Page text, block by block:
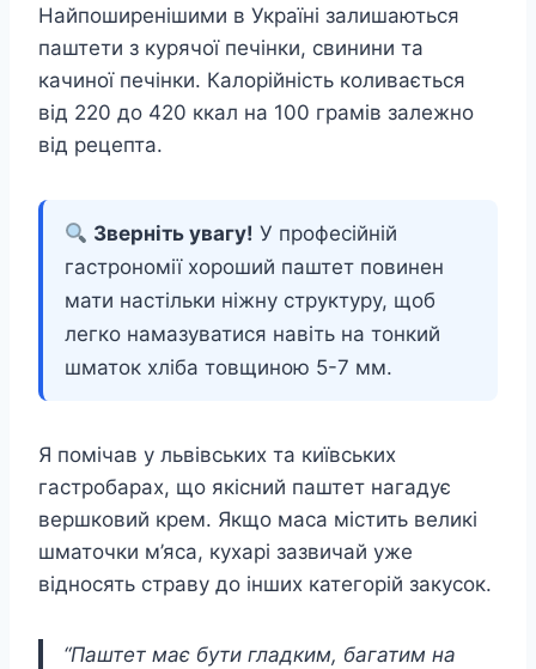
Найпоширенішими в Україні залишаються
паштети з курячої печінки, свинини та
качиної печінки. Калорійність коливається
від 220 до 420 ккал на 100 грамів залежно
від рецепта.
Зверніть увагу! У професійній
гастрономії хороший паштет повинен
мати настільки ніжну структуру, щоб
легко намазуватися навіть на тонкий
шматок хліба товщиною 5-7 мм.
Я помічав у львівських та київських
гастробарах, що якісний паштет нагадує
вершковий крем. Якщо маса містить великі
шматочки м’яса, кухарі зазвичай уже
відносять страву до інших категорій закусок.
“Паштет має бути гладким, багатим на